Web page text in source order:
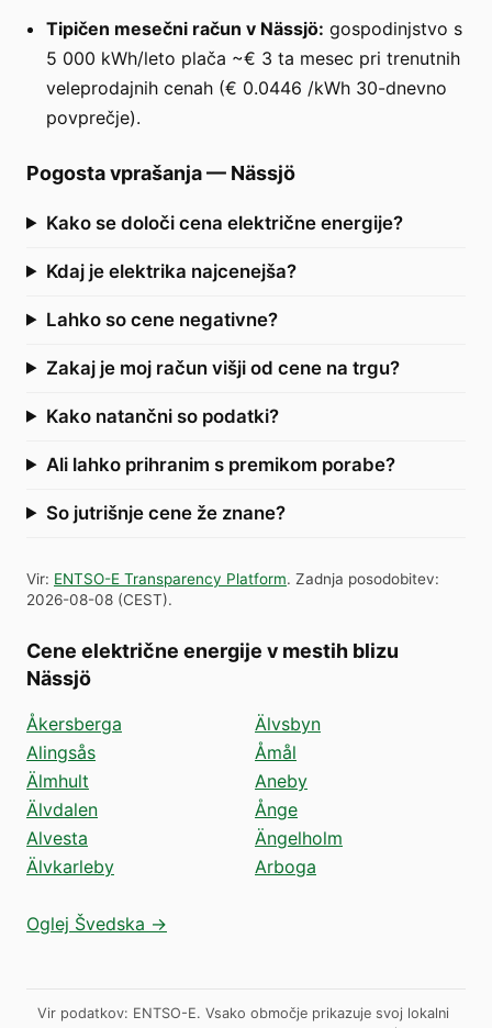
Tipičen mesečni račun v Nässjö: gospodinjstvo s
5 000 kWh/leto plača ~€ 3 ta mesec pri trenutnih
veleprodajnih cenah (€ 0.0446 /kWh 30-dnevno
povprečje).
Pogosta vprašanja— Nässjö
Kako se določi cena električne energije?
Kdaj je elektrika najcenejša?
Lahko so cene negativne?
Zakaj je moj račun višji od cene na trgu?
Kako natančni so podatki?
Ali lahko prihranim s premikom porabe?
So jutrišnje cene že znane?
Vir: ENTSO-E Transparency Platform. Zadnja posodobitev:
2026-08-08 (CEST).
Cene električne energije v mestih blizu
Nässjö
Åkersberga
Alingsås
Älmhult
Älvdalen
Alvesta
Älvkarleby
Älvsbyn
Åmål
Aneby
Ånge
Ängelholm
Arboga
Oglej Švedska →
Vir podatkov: ENTSO-E. Vsako območje prikazuje svoj lokalni